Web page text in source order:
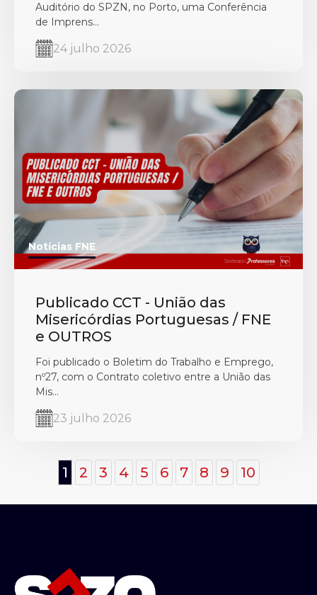
Auditório do SPZN, no Porto, uma Conferência
de Imprens...
24 julho 2026
Notícias FNE
Publicado CCT - União das
Misericórdias Portuguesas / FNE
e OUTROS
Foi publicado o Boletim do Trabalho e Emprego,
nº27, com o Contrato coletivo entre a União das
Mis...
23 julho 2026
1 2 3 4 5 6 7 8 9 10